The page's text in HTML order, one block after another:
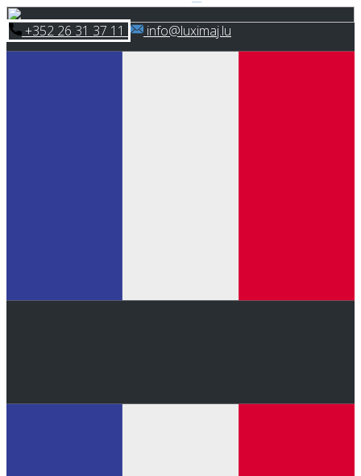
Skip
to
content
​+352 26 31 37 11 ​info@luximaj.lu